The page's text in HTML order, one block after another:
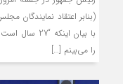
(بنابر اعتقاد نمایندگان
با بیان
را می‌بینم […]